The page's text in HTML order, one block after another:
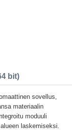
bit)
sovellus,
materiaalin
moduuli
laskemiseksi.